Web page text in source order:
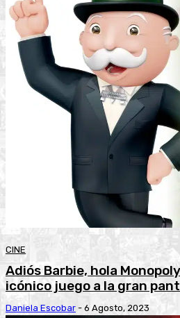
CINE
Adiós Barbie, hola
icónico juego a la gran
Daniela Escobar - 6 Agosto, 2023